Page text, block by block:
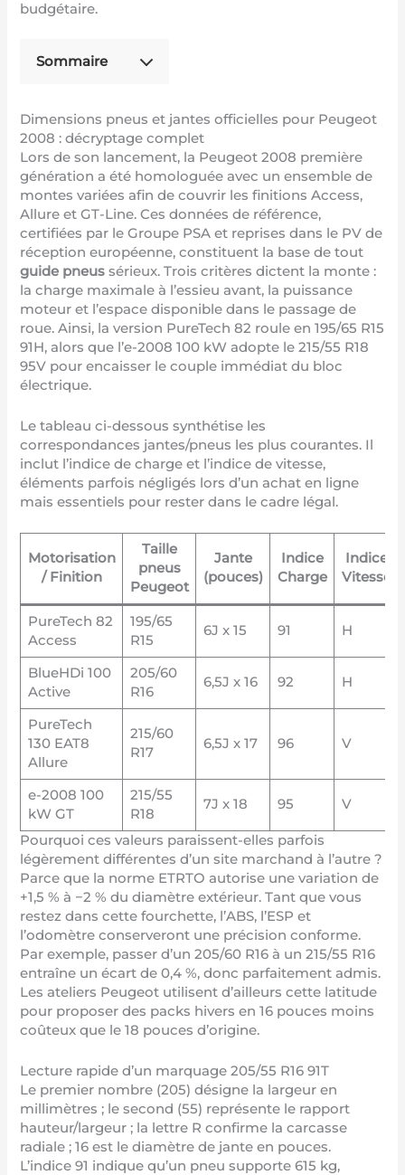
budgétaire.
Sommaire
Dimensions pneus et jantes officielles pour Peugeot
2008 : décryptage complet
Lors de son lancement, la Peugeot 2008 première
génération a été homologuée avec un ensemble de
montes variées afin de couvrir les finitions Access,
Allure et GT-Line. Ces données de référence,
certifiées par le Groupe PSA et reprises dans le PV de
réception européenne, constituent la base de tout
guide pneus sérieux. Trois critères dictent la monte :
la charge maximale à l’essieu avant, la puissance
moteur et l’espace disponible dans le passage de
roue. Ainsi, la version PureTech 82 roule en 195/65 R15
91H, alors que l’e-2008 100 kW adopte le 215/55 R18
95V pour encaisser le couple immédiat du bloc
électrique.
Le tableau ci-dessous synthétise les
correspondances jantes/pneus les plus courantes. Il
inclut l’indice de charge et l’indice de vitesse,
éléments parfois négligés lors d’un achat en ligne
mais essentiels pour rester dans le cadre légal.
Motorisation
/ Finition
Taille
pneus
Peugeot
Jante
(pouces)
Indice
Charge
Indice
Vitesse
PureTech 82
Access
195/65
R15
6J x 15 91 H
BlueHDi 100
Active
205/60
R16
6,5J x 16 92 H
PureTech
130 EAT8
Allure
215/60
R17
6,5J x 17 96 V
e-2008 100
kW GT
215/55
R18
7J x 18 95 V
Pourquoi ces valeurs paraissent-elles parfois
légèrement différentes d’un site marchand à l’autre ?
Parce que la norme ETRTO autorise une variation de
+1,5 % à −2 % du diamètre extérieur. Tant que vous
restez dans cette fourchette, l’ABS, l’ESP et
l’odomètre conserveront une précision conforme.
Par exemple, passer d’un 205/60 R16 à un 215/55 R16
entraîne un écart de 0,4 %, donc parfaitement admis.
Les ateliers Peugeot utilisent d’ailleurs cette latitude
pour proposer des packs hivers en 16 pouces moins
coûteux que le 18 pouces d’origine.
Lecture rapide d’un marquage 205/55 R16 91T
Le premier nombre (205) désigne la largeur en
millimètres ; le second (55) représente le rapport
hauteur/largeur ; la lettre R confirme la carcasse
radiale ; 16 est le diamètre de jante en pouces.
L’indice 91 indique qu’un pneu supporte 615 kg,